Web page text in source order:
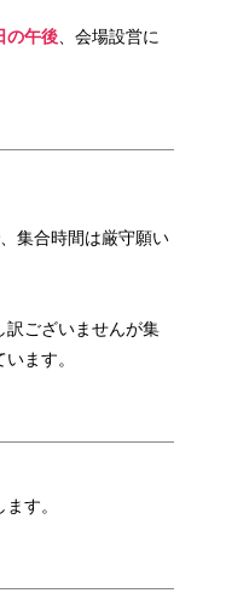
の午後、会場設営に
集合時間は厳守願い
ございませんが集
ます。
す。